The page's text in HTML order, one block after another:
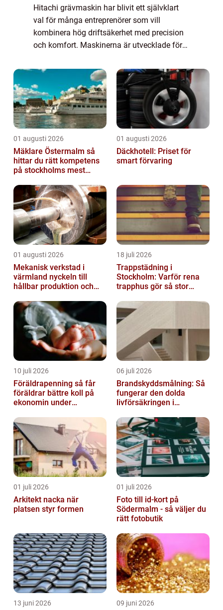
Hitachi grävmaskin har blivit ett självklart
val för många entreprenörer som vill
kombinera hög driftsäkerhet med precision
och komfort. Maskinerna är utvecklade för
anläggning, markentreprenad och industri,
samti...
01 augusti 2026
Mäklare Östermalm så
hittar du rätt kompetens
på stockholms mest
01 augusti 2026
Däckhotell: Priset för
smart förvaring
01 augusti 2026
Mekanisk verkstad i
värmland nyckeln till
hållbar produktion och
18 juli 2026
Trappstädning i
Stockholm: Varför rena
trapphus gör så stor
10 juli 2026
Föräldrapenning så får
föräldrar bättre koll på
ekonomin under
06 juli 2026
Brandskyddsmålning: Så
fungerar den dolda
livförsäkringen i
01 juli 2026
Arkitekt nacka när
platsen styr formen
01 juli 2026
Foto till id-kort på
Södermalm - så väljer du
rätt fotobutik
13 juni 2026 09 juni 2026